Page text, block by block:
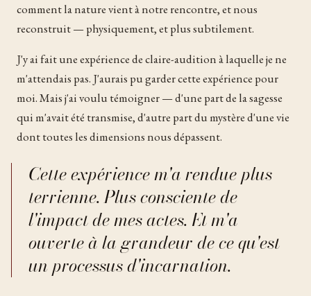
comment la nature vient à notre rencontre, et nous
reconstruit — physiquement, et plus subtilement.
J'y ai fait une expérience de claire-audition à laquelle je ne
m'attendais pas. J'aurais pu garder cette expérience pour
moi. Mais j'ai voulu témoigner — d'une part de la sagesse
qui m'avait été transmise, d'autre part du mystère d'une vie
dont toutes les dimensions nous dépassent.
Cette expérience m'a rendue plus
terrienne. Plus consciente de
l'impact de mes actes. Et m'a
ouverte à la grandeur de ce qu'est
un processus d'incarnation.